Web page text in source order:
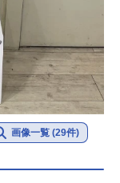
画像一覧 (29件)